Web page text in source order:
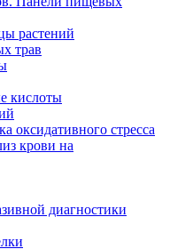
растений
трав
кислоты
оксидативного стресса
крови на
диагностики